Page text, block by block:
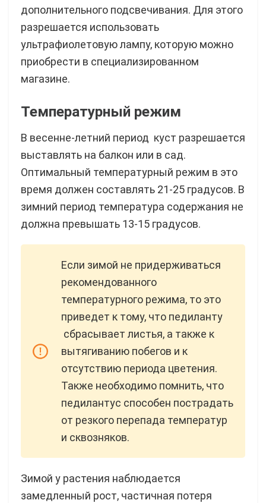
дополнительного подсвечивания. Для этого
разрешается использовать
ультрафиолетовую лампу, которую можно
приобрести в специализированном
магазине.
Температурный режим
В весенне-летний период куст разрешается
выставлять на балкон или в сад.
Оптимальный температурный режим в это
время должен составлять 21-25 градусов. В
зимний период температура содержания не
должна превышать 13-15 градусов.
Если зимой не придерживаться
рекомендованного
температурного режима, то это
приведет к тому, что педиланту
сбрасывает листья, а также к
вытягиванию побегов и к
отсутствию периода цветения.
Также необходимо помнить, что
педилантус способен пострадать
от резкого перепада температур
и сквозняков.
Зимой у растения наблюдается
замедленный рост, частичная потеря